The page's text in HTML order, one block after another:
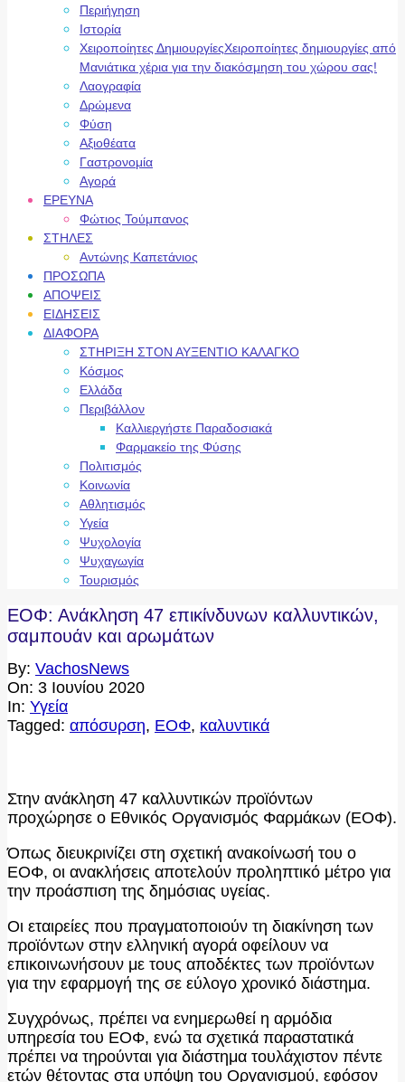
Περιήγηση
Ιστορία
Χειροποίητες ΔημιουργίεςΧειροποίητες δημιουργίες από
Μανιάτικα χέρια για την διακόσμηση του χώρου σας!
Λαογραφία
Δρώμενα
Φύση
Αξιοθέατα
Γαστρονομία
Αγορά
ΕΡΕΥΝΑ
Φώτιος Τούμπανος
ΣΤΗΛΕΣ
Αντώνης Καπετάνιος
ΠΡΟΣΩΠΑ
ΑΠΟΨΕΙΣ
ΕΙΔΗΣΕΙΣ
ΔΙΑΦΟΡΑ
ΣΤΗΡΙΞΗ ΣΤΟΝ ΑΥΞΕΝΤΙΟ ΚΑΛΑΓΚΟ
Κόσμος
Ελλάδα
Περιβάλλον
Καλλιεργήστε Παραδοσιακά
Φαρμακείο της Φύσης
Πολιτισμός
Κοινωνία
Αθλητισμός
Υγεία
Ψυχολογία
Ψυχαγωγία
Τουρισμός
ΕΟΦ: Ανάκληση 47 επικίνδυνων καλλυντικών,
σαμπουάν και αρωμάτων
By: VachosNews
On: 3 Ιουνίου 2020
In: Υγεία
Tagged: απόσυρση, ΕΟΦ, καλυντικά
Στην ανάκληση 47 καλλυντικών προϊόντων
προχώρησε ο Εθνικός Οργανισμός Φαρμάκων (ΕΟΦ).
Όπως διευκρινίζει στη σχετική ανακοίνωσή του ο
ΕΟΦ, οι ανακλήσεις αποτελούν προληπτικό μέτρο για
την προάσπιση της δημόσιας υγείας.
Οι εταιρείες που πραγματοποιούν τη διακίνηση των
προϊόντων στην ελληνική αγορά οφείλουν να
επικοινωνήσουν με τους αποδέκτες των προϊόντων
για την εφαρμογή της σε εύλογο χρονικό διάστημα.
Συγχρόνως, πρέπει να ενημερωθεί η αρμόδια
υπηρεσία του ΕΟΦ, ενώ τα σχετικά παραστατικά
πρέπει να τηρούνται για διάστημα τουλάχιστον πέντε
ετών θέτοντας στα υπόψη του Οργανισμού, εφόσον